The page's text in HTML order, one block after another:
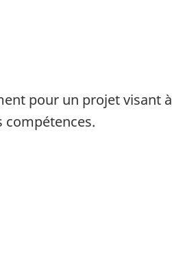
pour un projet visant à
compétences.